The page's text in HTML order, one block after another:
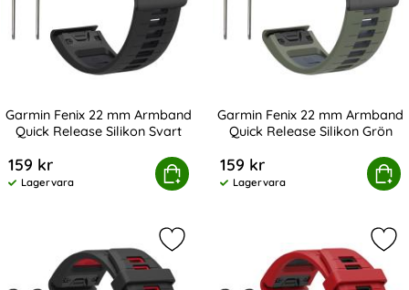
Garmin Fenix 22 mm Armband
Quick Release Silikon Svart
159 kr
Tillgänglighet:
Lagervara
Köp
Fenix 22 mm Armband Quick Release Silikon Svart
Garmin Fenix 22 mm Armband
Quick Release Silikon Grön
159 kr
Tillgänglighet:
Lagervara
Köp
Garmin Fenix 22 mm Armband
Markera garmin Fenix 22 mm